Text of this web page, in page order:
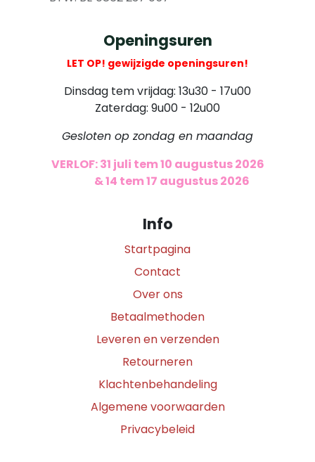
Openingsuren
LET OP! gewijzigde openingsuren!
Dinsdag tem vrijdag: 13u30 - 17u00
Zaterdag: 9u00 - 12u00
Gesloten op zondag en maandag
VERLOF: 31 juli tem 10 augustus 2026
& 14 tem 17 augustus 2026
Info
Startpagina
Contact
Over ons
Betaalmethoden
Leveren en verzenden
Retourneren
Klachtenbehandeling
Algemene voorwaarden
Privacybeleid